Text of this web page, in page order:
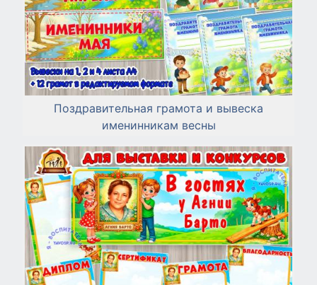
Поздравительная грамота и вывеска
именинникам весны